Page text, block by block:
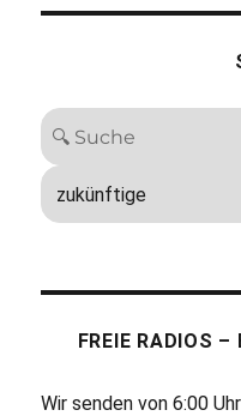
FREIE RADIOS –
Wir senden von 6:00